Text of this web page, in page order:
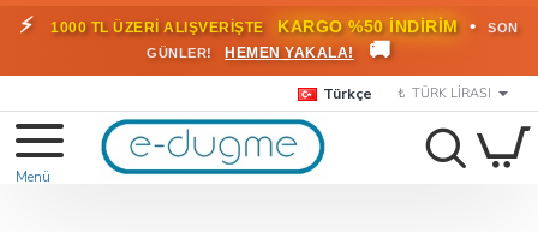
⚡ 1000 TL ÜZERİ ALIŞVERİŞTE KARGO %50 İNDİRİM •
SON
GÜNLER!
HEMEN YAKALA! 🚚
Türkçe ₺ TÜRK LIRASI